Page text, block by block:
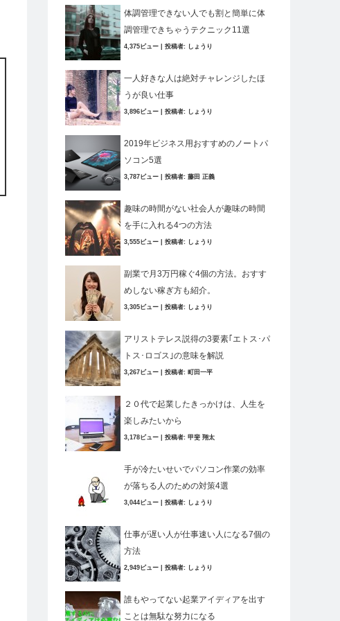
体調管理できない人でも割と簡単に体
調管理できちゃうテクニック11選
4,375ビュー 投稿者: しょうり
一人好きな人は絶対チャレンジしたほ
うが良い仕事
3,896ビュー 投稿者: しょうり
2019年ビジネス用おすすめのノートパ
ソコン5選
3,787ビュー 投稿者: 藤田 正義
趣味の時間がない社会人が趣味の時間
を手に入れる4つの方法
3,555ビュー 投稿者: しょうり
副業で月3万円稼ぐ4個の方法。おすす
めしない稼ぎ方も紹介。
3,305ビュー 投稿者: しょうり
アリストテレス説得の3要素｢エトス･パ
トス･ロゴス｣の意味を解説
3,267ビュー 投稿者: 町田一平
２０代で起業したきっかけは、人生を
楽しみたいから
3,178ビュー 投稿者: 甲斐 翔太
手が冷たいせいでパソコン作業の効率
が落ちる人のための対策4選
3,044ビュー 投稿者: しょうり
仕事が遅い人が仕事速い人になる7個の
方法
2,949ビュー 投稿者: しょうり
誰もやってない起業アイディアを出す
ことは無駄な努力になる